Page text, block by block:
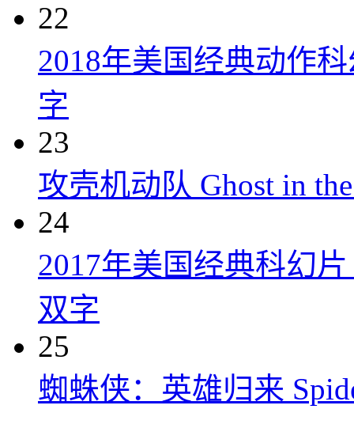
22
2018年美国经典动作
字
23
攻壳机动队 Ghost in
24
2017年美国经典科幻
双字
25
蜘蛛侠：英雄归来